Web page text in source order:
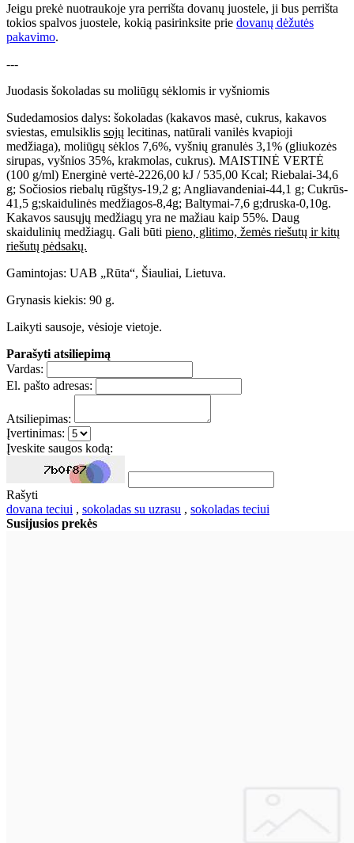
Jeigu prekė nuotraukoje yra perrišta dovanų juostele, ji bus perrišta
tokios spalvos juostele, kokią pasirinksite prie dovanų dėžutės
pakavimo.
---
Juodasis šokoladas su moliūgų sėklomis ir vyšniomis
Sudedamosios dalys: šokoladas (kakavos masė, cukrus, kakavos
sviestas, emulsiklis sojų lecitinas, natūrali vanilės kvapioji
medžiaga), moliūgų sėklos 7,6%, vyšnių granulės 3,1% (gliukozės
sirupas, vyšnios 35%, krakmolas, cukrus). MAISTINĖ VERTĖ
(100 g/ml) Energinė vertė-2226,00 kJ / 535,00 Kcal; Riebalai-34,6
g; Sočiosios riebalų rūgštys-19,2 g; Angliavandeniai-44,1 g; Cukrūs-
41,5 g;skaidulinės medžiagos-8,4g; Baltymai-7,6 g;druska-0,10g.
Kakavos sausųjų medžiagų yra ne mažiau kaip 55%. Daug
skaidulinių medžiagų. Gali būti pieno, glitimo, žemės riešutų ir kitų
riešutų pėdsakų.
Gamintojas: UAB „Rūta“, Šiauliai, Lietuva.
Grynasis kiekis: 90 g.
Laikyti sausoje, vėsioje vietoje.
Parašyti atsiliepimą
Vardas:
El. pašto adresas:
Atsiliepimas:
Įvertinimas:
Įveskite saugos kodą:
Rašyti
dovana teciui , sokoladas su uzrasu , sokoladas teciui
Susijusios prekės